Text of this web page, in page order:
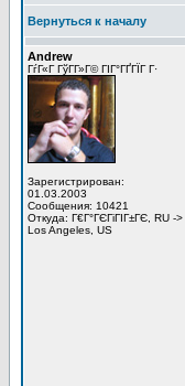
Вернуться к началу
Andrew
ГѓГ«Г ГўГ­Г»Г© ГІГ°ГҐГЇГ Г·
Зарегистрирован:
01.03.2003
Сообщения: 10421
Откуда: Г€Г°ГЄГіГІГ±ГЄ, RU ->
Los Angeles, US